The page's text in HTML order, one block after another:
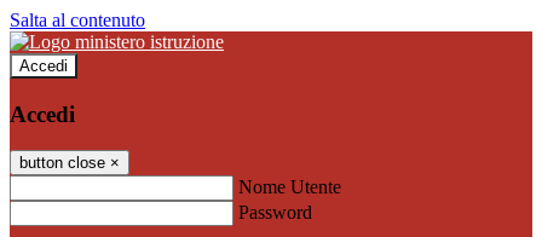
Salta al contenuto
Accedi
Accedi
button close ×
Nome Utente
Password